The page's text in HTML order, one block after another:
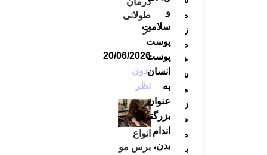
موهای
زائد
صورت
خلاص
شویم؟
موهای
زائد
صورت
می‌توانند
برای
و
سلامت
پوست
پوست
انسان
به
عنوان
بزرگترین
اندام
بدن،
طولانی
تر
20/06/2026
بدون
نظر
انواع
برس مو